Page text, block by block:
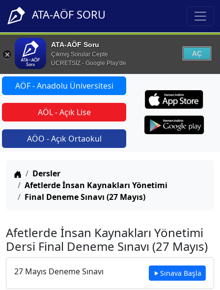
ATA-AÖF SORU
ATA-AÖF Soru
Çıkmış Sorular Cepte
ÜCRETSİZ - Google Play'de
AÇ
AÖF - Anadolu Üniversitesi
AÖL - Açık Lise
AÖO - Açık Ortaokul
Anasayfa
Dersler
Afetlerde İnsan Kaynakları Yönetimi
Final Deneme Sınavı (27 Mayıs)
Afetlerde İnsan Kaynakları Yönetimi
Dersi Final Deneme Sınavı (27 Mayıs)
27 Mayıs Deneme Sınavı Sınava Başla